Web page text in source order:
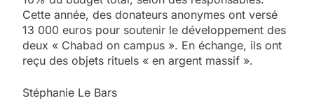
Cette année, des donateurs anonymes ont versé
13 000 euros pour soutenir le développement des
deux « Chabad on campus ». En échange, ils ont
reçu des objets rituels « en argent massif ».
Stéphanie Le Bars